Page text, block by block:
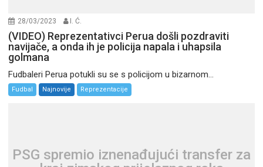
28/03/2023 I. Ć.
(VIDEO) Reprezentativci Perua došli pozdraviti
navijače, a onda ih je policija napala i uhapsila
golmana
Fudbaleri Perua potukli su se s policijom u bizarnom...
Fudbal Najnovije Reprezentacije
PSG spremio iznenađujući transfer za